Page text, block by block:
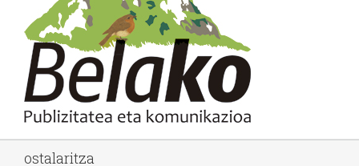
ostalaritza